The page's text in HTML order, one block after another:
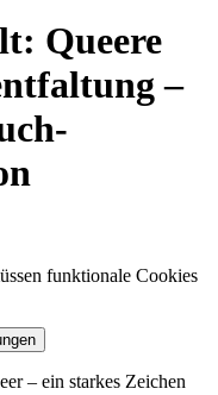
Queere
–
funktionale Cookies
– ein starkes Zeichen